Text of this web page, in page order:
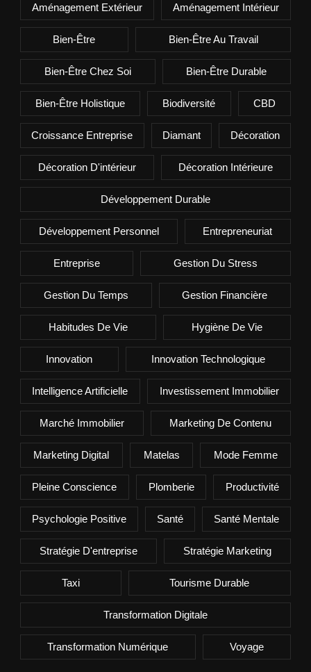
Aménagement Extérieur Aménagement Intérieur
Bien-Être Bien-Être Au Travail
Bien-Être Chez Soi Bien-Être Durable
Bien-Être Holistique Biodiversité CBD
Croissance Entreprise Diamant Décoration
Décoration D'intérieur Décoration Intérieure
Développement Durable
Développement Personnel Entrepreneuriat
Entreprise Gestion Du Stress
Gestion Du Temps Gestion Financière
Habitudes De Vie Hygiène De Vie
Innovation Innovation Technologique
Intelligence Artificielle Investissement Immobilier
Marché Immobilier Marketing De Contenu
Marketing Digital Matelas Mode Femme
Pleine Conscience Plomberie Productivité
Psychologie Positive Santé Santé Mentale
Stratégie D'entreprise Stratégie Marketing
Taxi Tourisme Durable
Transformation Digitale
Transformation Numérique Voyage